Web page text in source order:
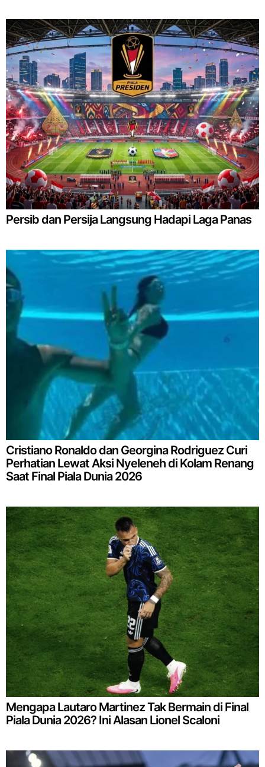
Persib dan Persija Langsung Hadapi Laga Panas
Cristiano Ronaldo dan Georgina Rodriguez Curi
Perhatian Lewat Aksi Nyeleneh di Kolam Renang
Saat Final Piala Dunia 2026
Mengapa Lautaro Martinez Tak Bermain di Final
Piala Dunia 2026? Ini Alasan Lionel Scaloni